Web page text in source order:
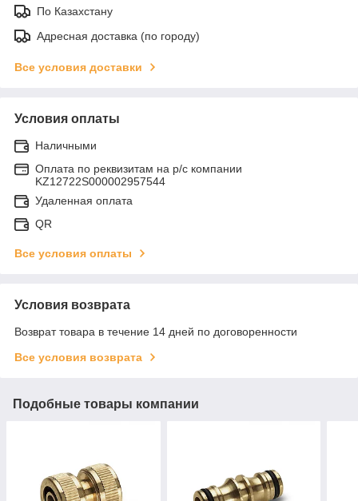
По Казахстану
Адресная доставка (по городу)
Все условия доставки
Условия оплаты
Наличными
Оплата по реквизитам на р/с компании
KZ12722S000002957544
Удаленная оплата
QR
Все условия оплаты
Условия возврата
Возврат товара в течение 14 дней по договоренности
Все условия возврата
Подобные товары компании